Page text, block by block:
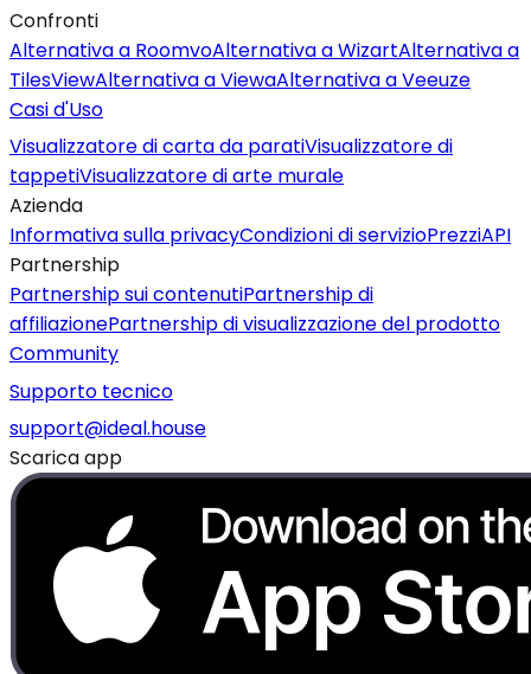
Confronti
Alternativa a RoomvoAlternativa a WizartAlternativa a
TilesViewAlternativa a ViewaAlternativa a Veeuze
Casi d'Uso
Visualizzatore di carta da paratiVisualizzatore di
tappetiVisualizzatore di arte murale
Azienda
Informativa sulla privacyCondizioni di servizioPrezziAPI
Partnership
Partnership sui contenutiPartnership di
affiliazionePartnership di visualizzazione del prodotto
Community
Supporto tecnico
support@ideal.house
Scarica app